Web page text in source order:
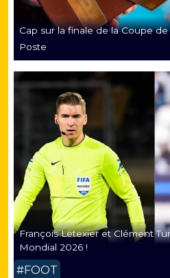
Cap sur la finale de la Coupe
Poste
François Letexier et Clément
Mondial 2026 !
#FOOT